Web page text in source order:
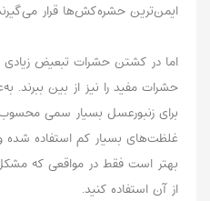
ایمن‌ترین حشره‌کش‌ها قرار
اما در کشتن حشرات تبعیض زیادی
حشرات مفید را نیز از بین
برای زنبورعسل بسیار سمی
غلظت‌های بسیار کم استفاده شده
بهتر است فقط در مواقعی که
از آن استفاده کنید.